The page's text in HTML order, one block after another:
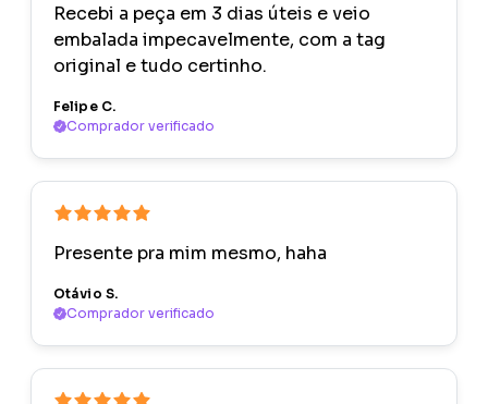
Recebi a peça em 3 dias úteis e veio
embalada impecavelmente, com a tag
original e tudo certinho.
Felipe C.
Comprador verificado
Presente pra mim mesmo, haha
Otávio S.
Comprador verificado